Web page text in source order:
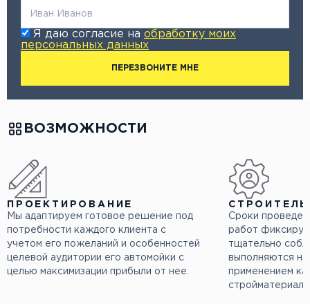
Я даю согласие на обработку моих
персональных данных
ПЕРЕЗВОНИТЕ МНЕ
ВОЗМОЖНОСТИ
ПРОЕКТИРОВАНИЕ
Мы адаптируем готовое решение под
потребности каждого клиента с
учетом его пожеланий и особенностей
целевой аудитории его автомойки с
целью максимизации прибыли от нее.
Сроки
работ
тщательно
выполняются
применением